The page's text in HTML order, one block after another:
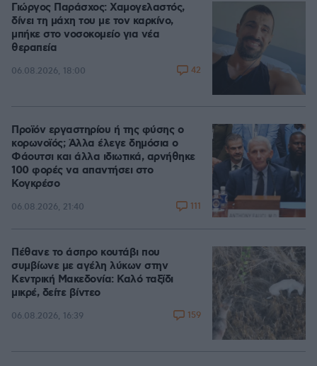
Γιώργος Παράσχος: Χαμογελαστός,
δίνει τη μάχη του με τον καρκίνο,
μπήκε στο νοσοκομείο για νέα
θεραπεία
06.08.2026, 18:00 42
Προϊόν εργαστηρίου ή της φύσης ο
κορωνοϊός; Άλλα έλεγε δημόσια ο
Φάουτσι και άλλα ιδιωτικά, αρνήθηκε
100 φορές να απαντήσει στο
Κογκρέσο
06.08.2026, 21:40 111
Πέθανε το άσπρο κουτάβι που
συμβίωνε με αγέλη λύκων στην
Κεντρική Μακεδονία: Καλό ταξίδι
μικρέ, δείτε βίντεο
06.08.2026, 16:39 159